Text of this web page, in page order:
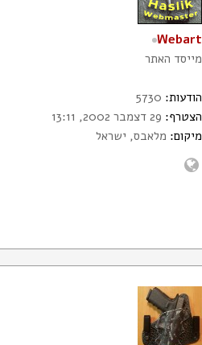
Webart
מייסד האתר
הודעות:
הצטרף:
מיקום: מלאבס, ישראל